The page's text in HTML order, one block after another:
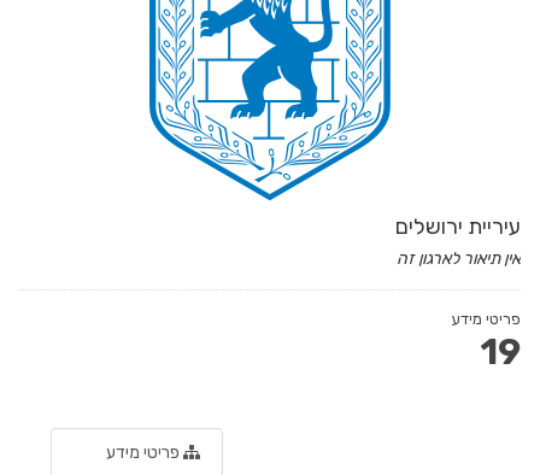
עיריית ירושלים
אין תיאור לארגון זה
פריטי מידע
19
פריטי מידע